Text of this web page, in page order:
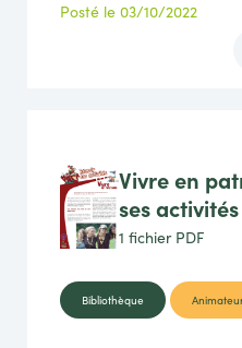
Posté le 03/10/2022
Vivre en
ses activités
1 fichier PDF
Bibliothèque